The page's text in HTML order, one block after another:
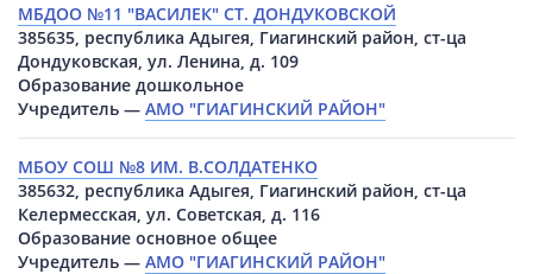
МБДОО №11 "ВАСИЛЕК" СТ. ДОНДУКОВСКОЙ
385635, республика Адыгея, Гиагинский район, ст-ца
Дондуковская, ул. Ленина, д. 109
Образование дошкольное
Учредитель — АМО "ГИАГИНСКИЙ РАЙОН"
МБОУ СОШ №8 ИМ. В.СОЛДАТЕНКО
385632, республика Адыгея, Гиагинский район, ст-ца
Келермесская, ул. Советская, д. 116
Образование основное общее
Учредитель — АМО "ГИАГИНСКИЙ РАЙОН"